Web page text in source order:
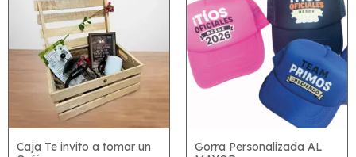
Caja Te invito a tomar un
Gorra Personalizada AL